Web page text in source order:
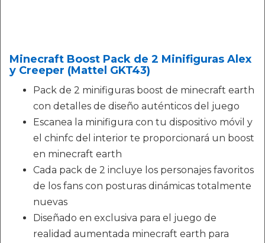
Minecraft Boost Pack de 2 Minifiguras Alex
y Creeper (Mattel GKT43)
Pack de 2 minifiguras boost de minecraft earth
con detalles de diseño auténticos del juego
Escanea la minifigura con tu dispositivo móvil y
el chinfc del interior te proporcionará un boost
en minecraft earth
Cada pack de 2 incluye los personajes favoritos
de los fans con posturas dinámicas totalmente
nuevas
Diseñado en exclusiva para el juego de
realidad aumentada minecraft earth para